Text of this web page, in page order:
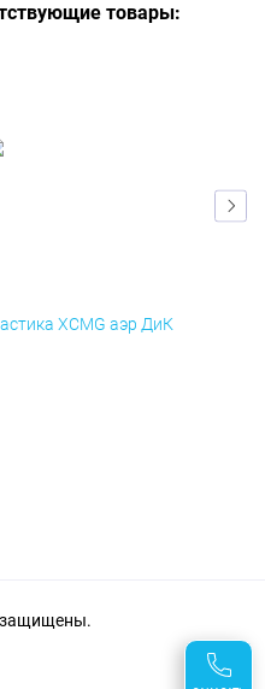
товары:
XCMG аэр ДиК